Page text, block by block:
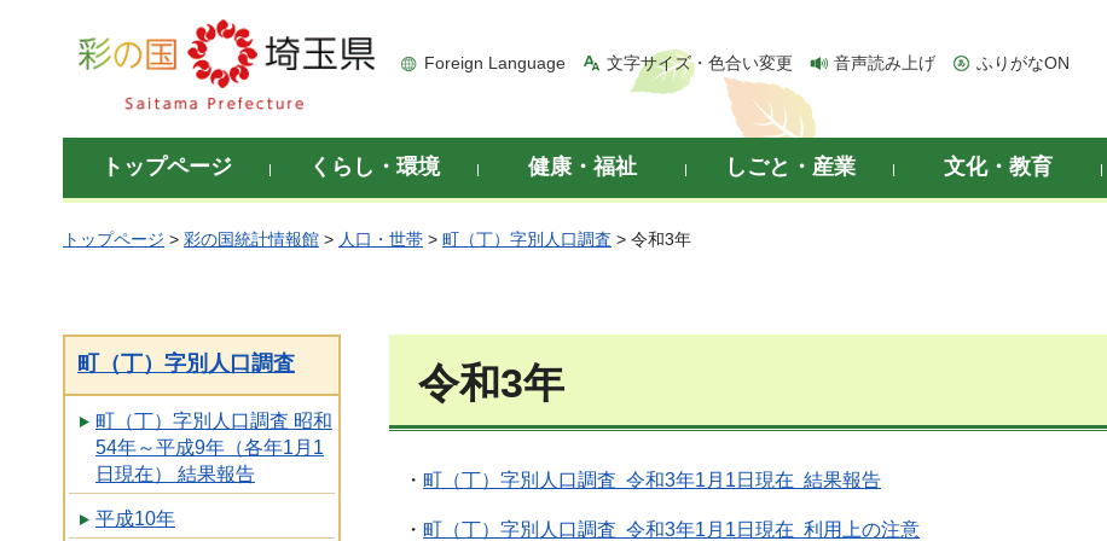
彩の国 埼玉県
Foreign Language 文字サイズ・色合い変更 音声読み上げ ふりがなON
トップページ くらし・環境 健康・福祉 しごと・産業 文化・教育
トップページ > 彩の国統計情報館 > 人口・世帯 > 町（丁）字別人口調査 > 令和3年
町（丁）字別人口調査
町（丁）字別人口調査 昭和
54年～平成9年（各年1月1
日現在） 結果報告
平成10年
令和3年
・ 町（丁）字別人口調査 令和3年1月1日現在 結果報告
・ 町（丁）字別人口調査 令和3年1月1日現在 利用上の注意